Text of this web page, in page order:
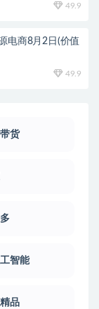
49.9
电商8月2日(价值
49.9
货
智能
品